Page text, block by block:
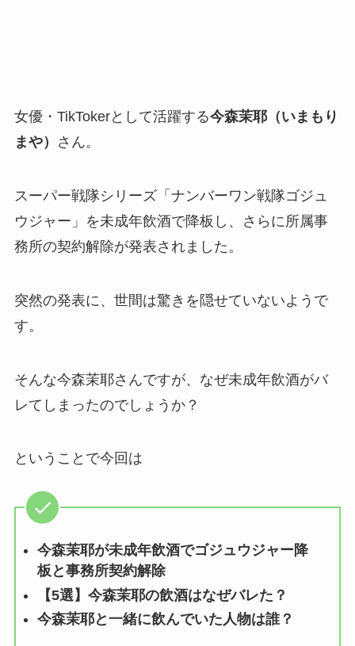
女優・TikTokerとして活躍する今森茉耶（いまもり
まや）
さん。
スーパー戦隊シリーズ「ナンバーワン戦隊ゴジュ
ウジャー」を未成年飲酒で降板し、さらに所属事
務所の契約解除が発表されました。
突然の発表に、世間は驚きを隠せていないようで
す。
そんな今森茉耶さんですが、なぜ未成年飲酒がバ
レてしまったのでしょうか？
ということで今回は
今森茉耶が未成年飲酒でゴジュウジャー降
板と事務所契約解除
【5選】今森茉耶の飲酒はなぜバレた？
今森茉耶と一緒に飲んでいた人物は誰？